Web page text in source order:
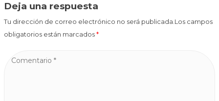
Deja una respuesta
Tu dirección de correo electrónico no será publicada.Los campos
obligatorios están marcados*